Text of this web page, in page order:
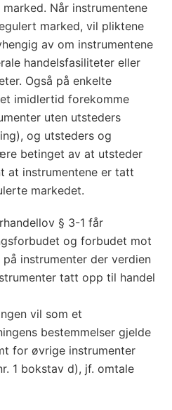
Når instrumentene
marked, vil pliktene
av om instrumentene
handelsfasiliteter eller
Også på enkelte
imidlertid forekomme
uten utsteders
og utsteders og
betinget av at utsteder
at instrumentene er tatt
markedet.
§ 3-1 får
og forbudet mot
på instrumenter der verdien
tatt opp til handel
vil som et
bestemmelser gjelde
for øvrige instrumenter
1 bokstav d), jf. omtale